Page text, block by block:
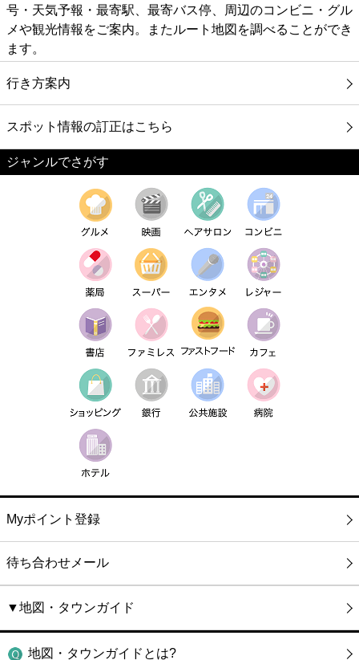
号・天気予報・最寄駅、最寄バス停、周辺のコンビニ・グル
メや観光情報をご案内。またルート地図を調べることができ
ます。
行き方案内
スポット情報の訂正はこちら
ジャンルでさがす
Myポイント登録
待ち合わせメール
▼地図・タウンガイド
地図・タウンガイドとは?